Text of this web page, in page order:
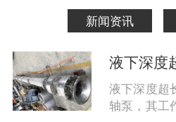
新闻资讯
液下深度超
轴泵，其工